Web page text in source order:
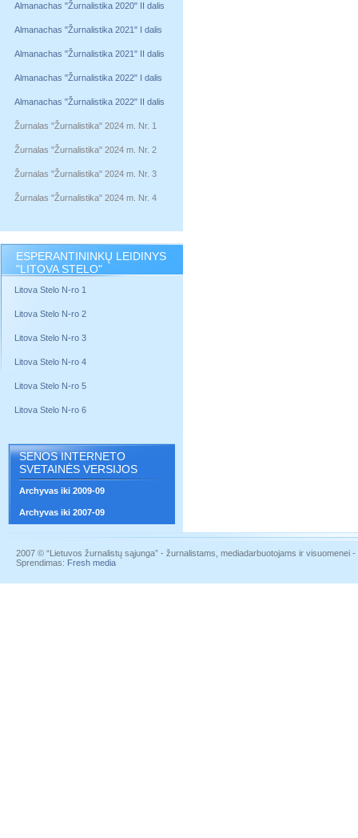
Almanachas "Žurnalistika 2020" II dalis
Almanachas "Žurnalistika 2021" I dalis
Almanachas "Žurnalistika 2021" II dalis
Almanachas "Žurnalistika 2022" I dalis
Almanachas "Žurnalistika 2022" II dalis
Žurnalas "Žurnalistika" 2024 m. Nr. 1
Žurnalas "Žurnalistika" 2024 m. Nr. 2
Žurnalas "Žurnalistika" 2024 m. Nr. 3
Žurnalas "Žurnalistika" 2024 m. Nr. 4
ESPERANTININKŲ LEIDINYS
"LITOVA STELO"
Litova Stelo N-ro 1
Litova Stelo N-ro 2
Litova Stelo N-ro 3
Litova Stelo N-ro 4
Litova Stelo N-ro 5
Litova Stelo N-ro 6
SENOS INTERNETO
SVETAINĖS VERSIJOS
Archyvas iki 2009-09
Archyvas iki 2007-09
2007 © “Lietuvos žurnalistų sąjunga” - žurnalistams, mediadarbuotojams ir visuomenei
Sprendimas: Fresh media